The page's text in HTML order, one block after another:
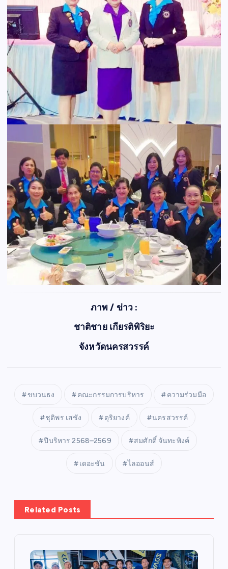
ภาพ / ข่าว :
ชาติชาย เกียรติพิริยะ
จังหวัดนครสวรรค์
ขบวนธง คณะกรรมการบริหาร ความร่วมมือ
ชุติพร เสชัง ดุริยางค์ นครสวรรค์
ปีบริหาร 2568–2569 สมศักดิ์ จันทะพิงค์
เดอะชัน ไลออนส์
Related Posts